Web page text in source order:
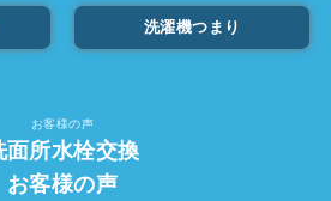
洗濯機つまり
お客様の声
面所水栓交換
お客様の声